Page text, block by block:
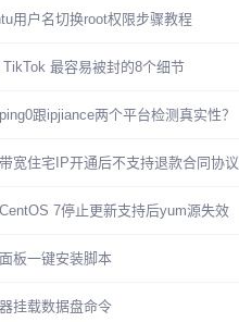
用户名切换root权限步骤教程
最容易被封的8个细节
跟ipjiance两个平台检测真实性？
宽住宅IP开通后不支持退款合同协议
7停止更新支持后yum源失效
板一键安装脚本
挂载数据盘命令